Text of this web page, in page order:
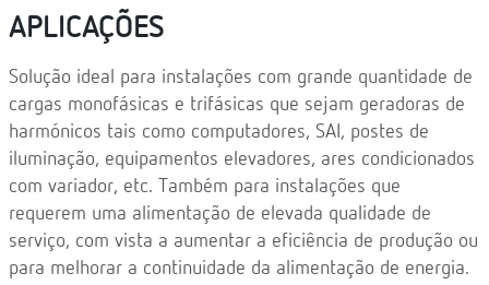
APLICAÇÕES
Solução ideal para instalações com grande quantidade de
cargas monofásicas e trifásicas que sejam geradoras de
harmónicos tais como computadores, SAI, postes de
iluminação, equipamentos elevadores, ares condicionados
com variador, etc. Também para instalações que
requerem uma alimentação de elevada qualidade de
serviço, com vista a aumentar a eficiência de produção ou
para melhorar a continuidade da alimentação de energia.